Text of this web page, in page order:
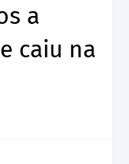
a
caiu na